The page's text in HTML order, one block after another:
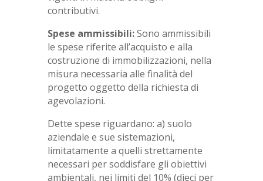
contributivi.
Spese ammissibili:Sono ammissibili
le spese riferite all’acquisto e alla
costruzione di immobilizzazioni, nella
misura necessaria alle finalità del
progetto oggetto della richiesta di
agevolazioni.
Dette spese riguardano: a) suolo
aziendale e sue sistemazioni,
limitatamente a quelli strettamente
necessari per soddisfare gli obiettivi
ambientali, nei limiti del 10% (dieci per